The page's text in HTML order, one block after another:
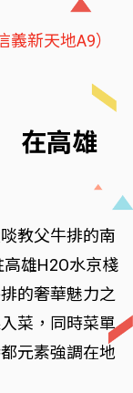
新天地A9）
在高雄
教父牛排的南
雄H2O水京棧
的奢華魅力之
菜，同時菜單
元素強調在地